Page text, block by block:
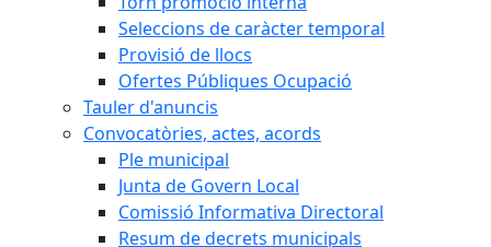
Seleccions de caràcter temporal
Provisió de llocs
Ofertes Públiques Ocupació
Tauler d'anuncis
Convocatòries, actes, acords
Ple municipal
Junta de Govern Local
Comissió Informativa Directoral
Resum de decrets municipals